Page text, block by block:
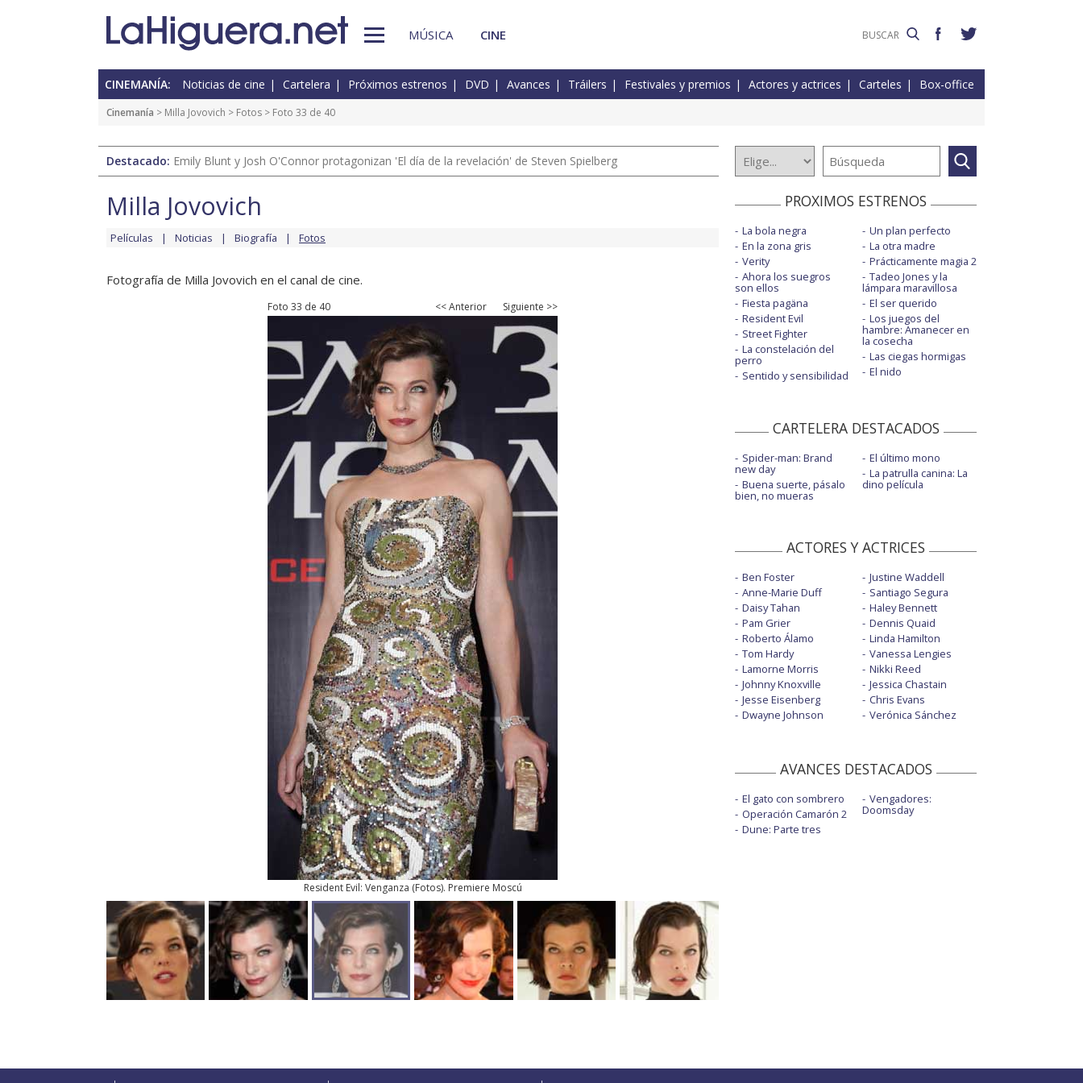
MÚSICA CINE
CINEMANÍA: Noticias de cine Cartelera Próximos estrenos DVD Avances Tráilers Festivales y premios Actores y actrices Carteles Box-office
Cinemanía > Milla Jovovich > Fotos > Foto 33 de 40
Destacado: Emily Blunt y Josh O'Connor protagonizan 'El día de la revelación' de Steven Spielberg
Milla Jovovich
Películas Noticias Biografía Fotos
Fotografía de Milla Jovovich en el canal de cine.
Foto 33 de 40 << Anterior Siguiente >>
Resident Evil: Venganza (Fotos). Premiere Moscú
PROXIMOS ESTRENOS
La bola negra
En la zona gris
Verity
Ahora los suegros
son ellos
Fiesta pagäna
Resident Evil
Street Fighter
La constelación del
perro
Sentido y sensibilidad
Un plan perfecto
La otra madre
Prácticamente magia 2
Tadeo Jones y la
lámpara maravillosa
El ser querido
Los juegos del
hambre: Amanecer en
la cosecha
Las ciegas hormigas
El nido
CARTELERA DESTACADOS
Spider-man: Brand
new day
Buena suerte, pásalo
bien, no mueras
El último mono
La patrulla canina: La
dino película
ACTORES Y ACTRICES
Ben Foster
Anne-Marie Duff
Daisy Tahan
Pam Grier
Roberto Álamo
Tom Hardy
Lamorne Morris
Johnny Knoxville
Jesse Eisenberg
Dwayne Johnson
Justine Waddell
Santiago Segura
Haley Bennett
Dennis Quaid
Linda Hamilton
Vanessa Lengies
Nikki Reed
Jessica Chastain
Chris Evans
Verónica Sánchez
AVANCES DESTACADOS
El gato con sombrero
Operación Camarón 2
Dune: Parte tres
Vengadores:
Doomsday